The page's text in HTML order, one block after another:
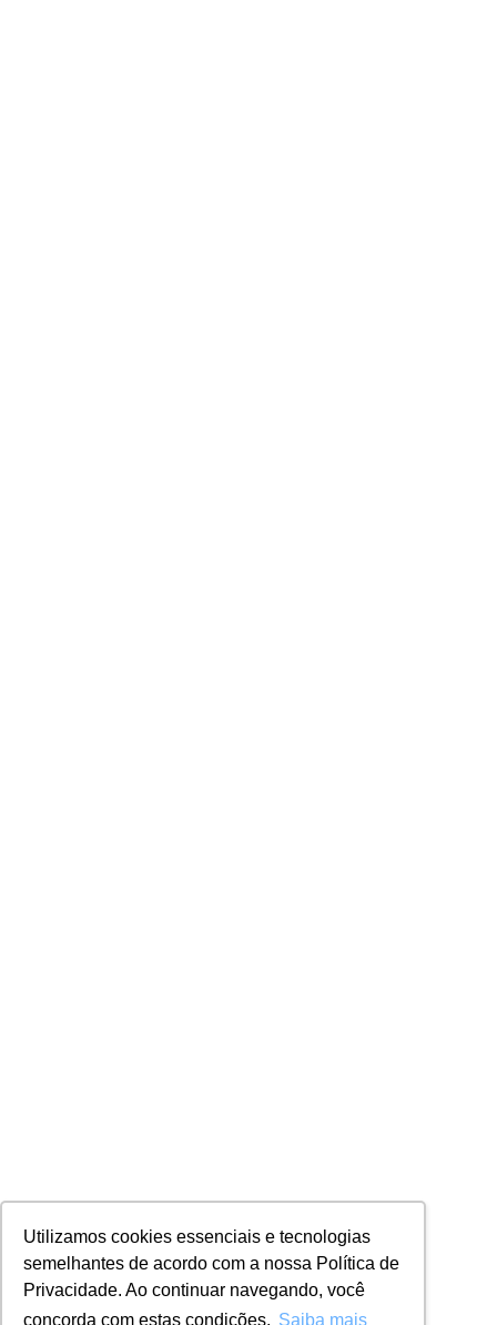
Utilizamos cookies essenciais e tecnologias
semelhantes de acordo com a nossa Política de
Privacidade. Ao continuar navegando, você
concorda com estas condições. Saiba mais